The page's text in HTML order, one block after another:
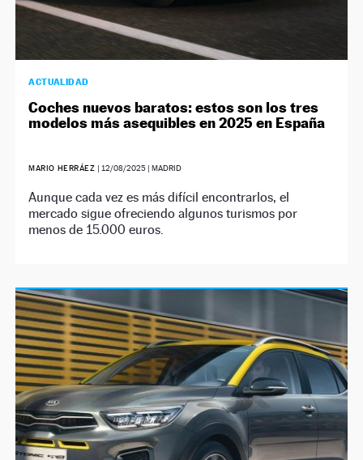
ACTUALIDAD
Coches nuevos baratos: estos son los tres
modelos más asequibles en 2025 en España
MARIO HERRÁEZ | 12/08/2025| MADRID
Aunque cada vez es más difícil encontrarlos, el
mercado sigue ofreciendo algunos turismos por
menos de 15.000 euros.